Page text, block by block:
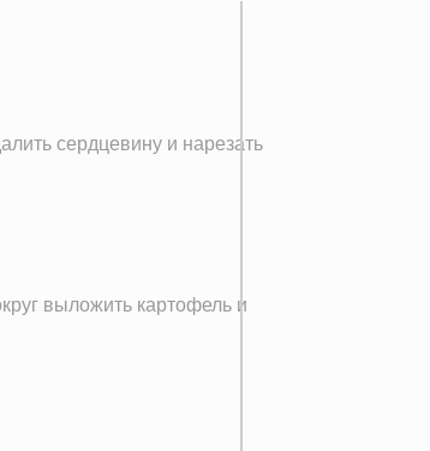
сердцевину и нарезать
выложить картофель и